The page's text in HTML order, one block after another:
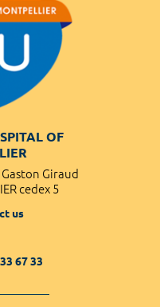
OF
Giraud
cedex 5
us
67 33